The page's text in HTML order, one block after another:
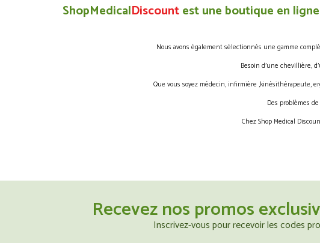
ShopMedicalDiscountest une boutique en
Nous avons également sélectionnés une gamme
Besoin d’une chevillière,
Que vous soyez médecin, infirmière ,kinésithérapeute,
Des problèmes
Chez Shop Medical
Recevez nos promos
Inscrivez-vous pour recevoir les codes